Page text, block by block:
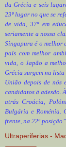
da Grécia e seis
23º lugar no que se
de vida, 37º em
seriamente a nossa
Singapura é o melhor
país com melhor
vida, o Japão a
Grécia surgem na
União depois de nós
candidatos à adesão.
atrás Croácia,
Bulgária e Roménia.
frente, na 22ª posição”.
Ultraperiferias -